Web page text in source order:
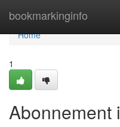
bookmarkinginfo
Home
Home
1
Abonnement